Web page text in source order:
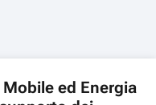
ed Energia